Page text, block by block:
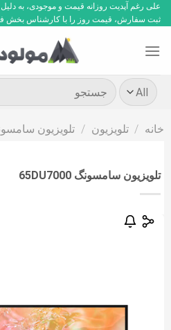
Skip
to
علی رغم آپدیت روزانه قیمت و موجودی، به دلیل
ثبت سفارش، قیمت روز را با کارشناس بخش فروش چک
جستجو
برای:
خانه / تلویزیون / تلویزیون
تلویزیون سامسونگ 65DU7000